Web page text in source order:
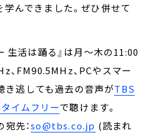
学んできました。ぜひ併せて
生活は踊る』は月～木の11:00
、FM90.5MHz、PCやスマー
き逃しても過去の音声がTBS
イムフリーで聴けます。
先：so@tbs.co.jp (読まれ